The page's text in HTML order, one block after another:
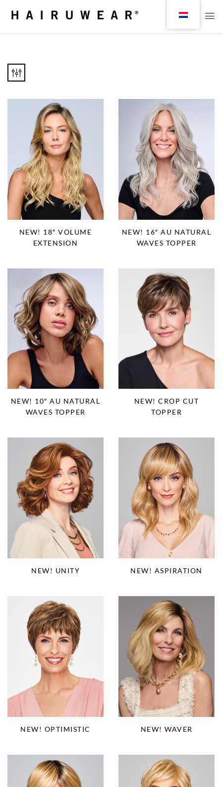
NEW! 18″ VOLUME
EXTENSION
NEW! 16″ AU NATURAL
WAVES TOPPER
NEW! 10″ AU NATURAL
WAVES TOPPER
NEW! CROP CUT
TOPPER
NEW! UNITY NEW! ASPIRATION
NEW! OPTIMISTIC NEW! WAVER